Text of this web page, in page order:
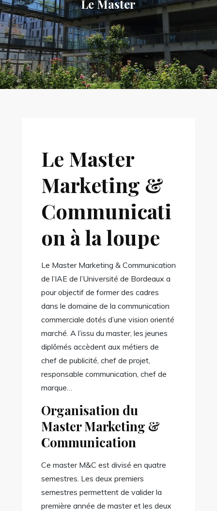
Le Master
Le Master
Marketing &
Communicati
on à la loupe
Le Master Marketing & Communication
de l’IAE de l’Université de Bordeaux a
pour objectif de former des cadres
dans le domaine de la communication
commerciale dotés d’une vision orienté
marché. A l’issu du master, les jeunes
diplômés accèdent aux métiers de
chef de publicité, chef de projet,
responsable communication, chef de
marque…
Organisation du
Master Marketing &
Communication
Ce master M&C est divisé en quatre
semestres. Les deux premiers
semestres permettent de valider la
première année de master et les deux